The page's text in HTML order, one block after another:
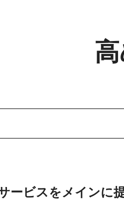
ービスをメインに